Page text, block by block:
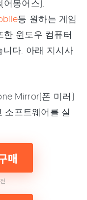
몽어스),
등 원하는 게임
한 윈도우 컴퓨터
다. 아래 지시사
Mirror(폰 미러)
소프트웨어를 실